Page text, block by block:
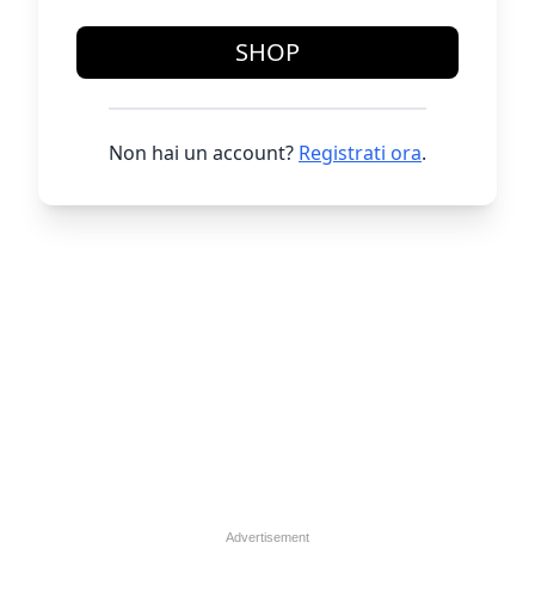
SHOP
Non hai un account? Registrati ora.